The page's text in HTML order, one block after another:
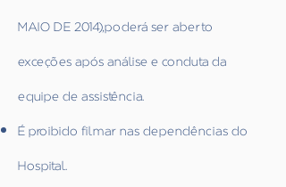
MAIO DE 2014),poderá ser aberto
exceções após análise e conduta da
equipe de assistência.
É proibido filmar nas dependências do
Hospital.